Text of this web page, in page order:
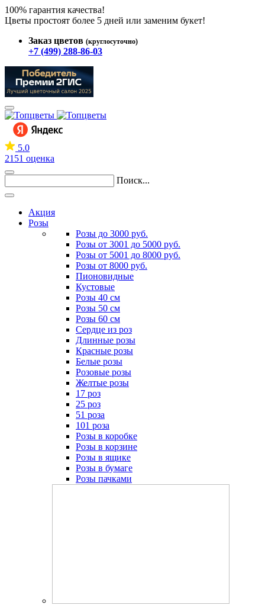
100% гарантия качества!
Цветы простоят более 5 дней или заменим букет!
Заказ цветов (круглосуточно)
+7 (499) 288-86-03
5.0
2151 оценка
Поиск...
Акция
Розы
Розы до 3000 руб.
Розы от 3001 до 5000 руб.
Розы от 5001 до 8000 руб.
Розы от 8000 руб.
Пионовидные
Кустовые
Розы 40 см
Розы 50 см
Розы 60 см
Сердце из роз
Длинные розы
Красные розы
Белые розы
Розовые розы
Желтые розы
17 роз
25 роз
51 роза
101 роза
Розы в коробке
Розы в корзине
Розы в ящике
Розы в бумаге
Розы пачками